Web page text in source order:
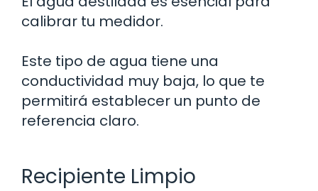
calibrar tu medidor.
Este tipo de agua tiene una
conductividad muy baja, lo que te
permitirá establecer un punto de
referencia claro.
Recipiente Limpio